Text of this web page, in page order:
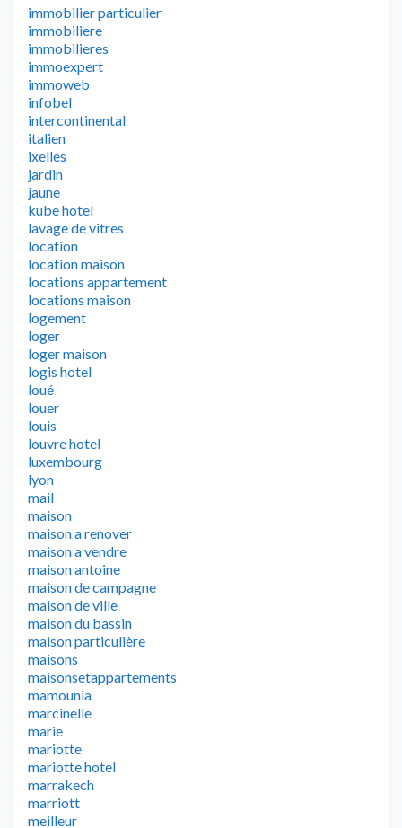
immobilier particulier
immobiliere
immobilieres
immoexpert
immoweb
infobel
intercontinental
italien
ixelles
jardin
jaune
kube hotel
lavage de vitres
location
location maison
locations appartement
locations maison
logement
loger
loger maison
logis hotel
loué
louer
louis
louvre hotel
luxembourg
lyon
mail
maison
maison a renover
maison a vendre
maison antoine
maison de campagne
maison de ville
maison du bassin
maison particulière
maisons
maisonsetappartements
mamounia
marcinelle
marie
mariotte
mariotte hotel
marrakech
marriott
meilleur